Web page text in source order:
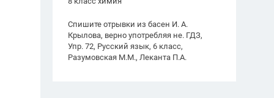
Спишите отрывки из басен И. А.
Крылова, верно употребляя не. ГДЗ,
Упр. 72, Русский язык, 6 класс,
Разумовская М.М., Леканта П.А.